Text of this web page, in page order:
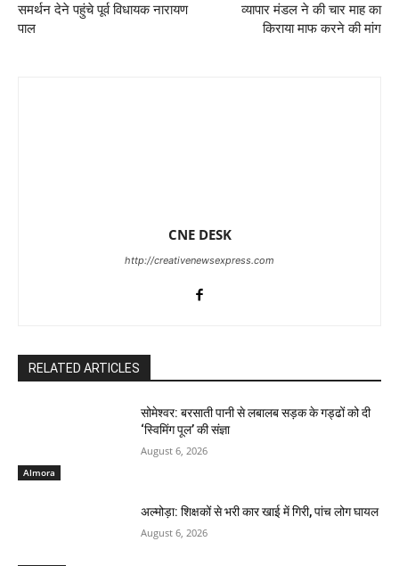
समर्थन देने पहुंचे पूर्व विधायक नारायण
पाल
व्यापार मंडल ने की चार माह का
किराया माफ करने की मांग
CNE DESK
http://creativenewsexpress.com
RELATED ARTICLES
Almora
सोमेश्वर: बरसाती पानी से लबालब सड़क के गड्ढों को दी
‘स्विमिंग पूल’ की संज्ञा
August 6, 2026
अल्मोड़ा: शिक्षकों से भरी कार खाई में गिरी, पांच लोग घायल
August 6, 2026